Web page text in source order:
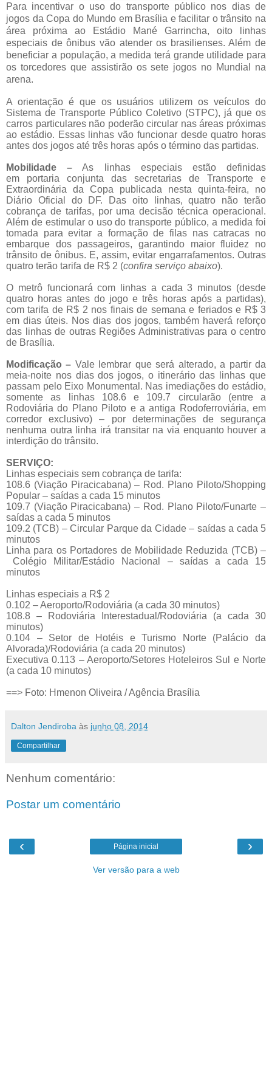
Para incentivar o uso do transporte público nos dias de
jogos da Copa do Mundo em Brasília e facilitar o trânsito na
área próxima ao Estádio Mané Garrincha, oito linhas
especiais de ônibus vão atender os brasilienses. Além de
beneficiar a população, a medida terá grande utilidade para
os torcedores que assistirão os sete jogos no Mundial na
arena.
A orientação é que os usuários utilizem os veículos do
Sistema de Transporte Público Coletivo (STPC), já que os
carros particulares não poderão circular nas áreas próximas
ao estádio. Essas linhas vão funcionar desde quatro horas
antes dos jogos até três horas após o término das partidas.
Mobilidade – As linhas especiais estão definidas
em portaria conjunta das secretarias de Transporte e
Extraordinária da Copa publicada nesta quinta-feira, no
Diário Oficial do DF. Das oito linhas, quatro não terão
cobrança de tarifas, por uma decisão técnica operacional.
Além de estimular o uso do transporte público, a medida foi
tomada para evitar a formação de filas nas catracas no
embarque dos passageiros, garantindo maior fluidez no
trânsito de ônibus. E, assim, evitar engarrafamentos. Outras
quatro terão tarifa de R$ 2 (confira serviço abaixo).
O metrô funcionará com linhas a cada 3 minutos (desde
quatro horas antes do jogo e três horas após a partidas),
com tarifa de R$ 2 nos finais de semana e feriados e R$ 3
em dias úteis. Nos dias dos jogos, também haverá reforço
das linhas de outras Regiões Administrativas para o centro
de Brasília.
Modificação – Vale lembrar que será alterado, a partir da
meia-noite nos dias dos jogos, o itinerário das linhas que
passam pelo Eixo Monumental. Nas imediações do estádio,
somente as linhas 108.6 e 109.7 circularão (entre a
Rodoviária do Plano Piloto e a antiga Rodoferroviária, em
corredor exclusivo) – por determinações de segurança
nenhuma outra linha irá transitar na via enquanto houver a
interdição do trânsito.
SERVIÇO:
Linhas especiais sem cobrança de tarifa:
108.6 (Viação Piracicabana) – Rod. Plano Piloto/Shopping
Popular – saídas a cada 15 minutos
109.7 (Viação Piracicabana) – Rod. Plano Piloto/Funarte –
saídas a cada 5 minutos
109.2 (TCB) – Circular Parque da Cidade – saídas a cada 5
minutos
Linha para os Portadores de Mobilidade Reduzida (TCB) –
Colégio Militar/Estádio Nacional – saídas a cada 15
minutos
Linhas especiais a R$ 2
0.102 – Aeroporto/Rodoviária (a cada 30 minutos)
108.8 – Rodoviária Interestadual/Rodoviária (a cada 30
minutos)
0.104 – Setor de Hotéis e Turismo Norte (Palácio da
Alvorada)/Rodoviária (a cada 20 minutos)
Executiva 0.113 – Aeroporto/Setores Hoteleiros Sul e Norte
(a cada 10 minutos)
==> Foto: Hmenon Oliveira / Agência Brasília
Dalton Jendiroba às junho 08, 2014
Compartilhar
Nenhum comentário:
Postar um comentário
‹ ›
Página inicial
Ver versão para a web